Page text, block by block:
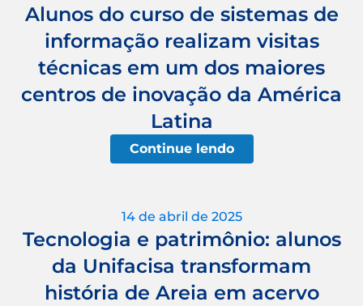
Alunos do curso de sistemas de
informação realizam visitas
técnicas em um dos maiores
centros de inovação da América
Latina
Continue lendo
14 de abril de 2025
Tecnologia e patrimônio: alunos
da Unifacisa transformam
história de Areia em acervo